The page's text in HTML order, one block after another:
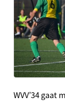
WVV’34 gaat